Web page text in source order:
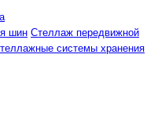
шин Стеллаж передвижной
системы хранения